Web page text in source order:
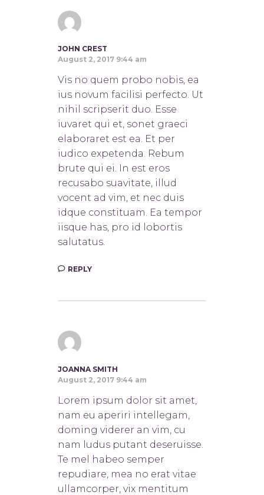
JOHN CREST
August 2, 2017 9:44 am
Vis no quem probo nobis, ea
ius novum facilisi perfecto. Ut
nihil scripserit duo. Esse
iuvaret qui et, sonet graeci
elaboraret est ea. Et per
iudico expetenda. Rebum
brute qui ei. In est eros
recusabo suavitate, illud
vocent ad vim, et nec duis
idque constituam. Ea tempor
iisque has, pro id lobortis
salutatus.
REPLY
JOANNA SMITH
August 2, 2017 9:44 am
Lorem ipsum dolor sit amet,
nam eu aperiri intellegam,
doming viderer an vim, cu
nam ludus putant deseruisse.
Te mel habeo semper
repudiare, mea no erat vitae
ullamcorper, vix mentitum